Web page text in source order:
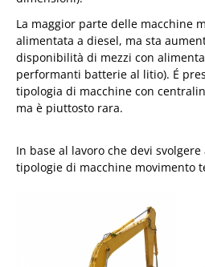
La maggior parte delle macchine
alimentata a diesel, ma sta
disponibilità di mezzi con
performanti batterie al litio). É
tipologia di macchine con
ma è piuttosto rara.
In base al lavoro che devi
tipologie di macchine movimento